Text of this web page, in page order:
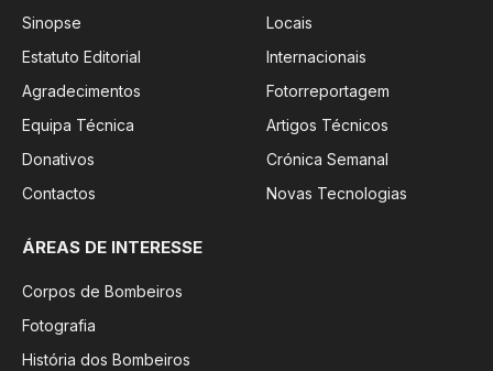
Sinopse
Estatuto Editorial
Agradecimentos
Equipa Técnica
Donativos
Contactos
Locais
Internacionais
Fotorreportagem
Artigos Técnicos
Crónica Semanal
Novas Tecnologias
ÁREAS DE INTERESSE
Corpos de Bombeiros
Fotografia
História dos Bombeiros